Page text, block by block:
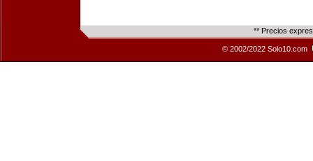
** Precios
© 2002/2022 Solo10.com